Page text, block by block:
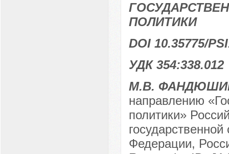
ПОЛИТИКИ
DOI 10.35775/
УДК 354:338.012
М.В.
направлению
политики»
Федерации,